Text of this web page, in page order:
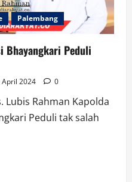
Palembang
Bhayangkari Peduli
April 2024 0
Lubis Rahman Kapolda
Peduli tak salah